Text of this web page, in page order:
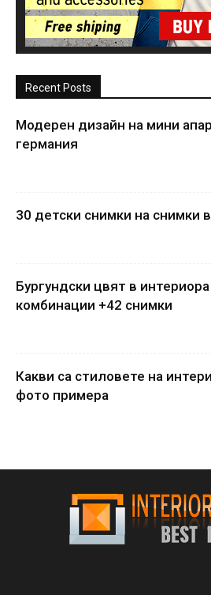
Recent Posts
Модерен дизайн на мини
германия
30 детски снимки на снимки
Бургундски цвят в
комбинации +42 снимки
Какви са стиловете на
фото примера